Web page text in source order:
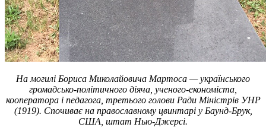
На могилі Бориса Миколайовича Мартоса — українського
громадсько-політичного діяча, ученого-економіста,
кооператора і педагога, третього голови Ради Міністрів УНР
(1919). Спочиває на православному цвинтарі у Баунд-Брук,
США, штат Нью-Джерсі.